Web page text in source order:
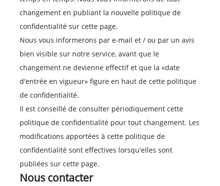
changement en publiant la nouvelle politique de
confidentialité sur cette page.
Nous vous informerons par e-mail et / ou par un avis
bien visible sur notre service, avant que le
changement ne devienne effectif et que la «date
d'entrée en vigueur» figure en haut de cette politique
de confidentialité.
Il est conseillé de consulter périodiquement cette
politique de confidentialité pour tout changement. Les
modifications apportées à cette politique de
confidentialité sont effectives lorsqu'elles sont
publiées sur cette page.
Nous contacter